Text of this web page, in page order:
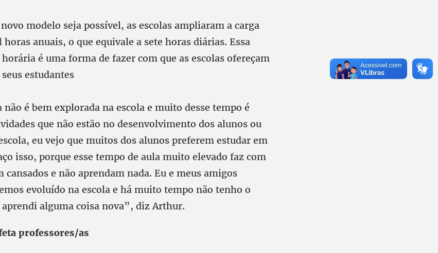
modelo seja possível, as escolas ampliaram a carga
anuais, o que equivale a sete horas diárias. Essa
é uma forma de fazer com que as escolas ofereçam
estudantes
não é bem explorada na escola e muito desse tempo é
que não estão no desenvolvimento dos alunos ou
eu vejo que muitos dos alunos preferem estudar em
isso, porque esse tempo de aula muito elevado faz com
cansados e não aprendam nada. Eu e meus amigos
evoluído na escola e há muito tempo não tenho o
alguma coisa nova”, diz Arthur.
professores/as